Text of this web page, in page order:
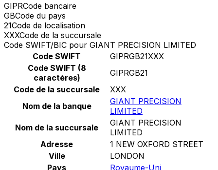
GIPRCode bancaire
GBCode du pays
21Code de localisation
XXXCode de la succursale
Code SWIFT/BIC pour GIANT PRECISION LIMITED
Code SWIFT
GIPRGB21XXX
Code SWIFT (8
caractères)
GIPRGB21
Code de la succursale
XXX
Nom de la banque
GIANT PRECISION
LIMITED
Nom de la succursale
GIANT PRECISION
LIMITED
Adresse
1 NEW OXFORD STREET
Ville
LONDON
Pays
Royaume-Uni